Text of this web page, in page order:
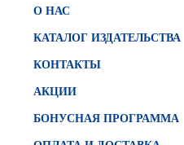
О НАС
КАТАЛОГ ИЗДАТЕЛЬСТВА
КОНТАКТЫ
АКЦИИ
БОНУСНАЯ ПРОГРАММА